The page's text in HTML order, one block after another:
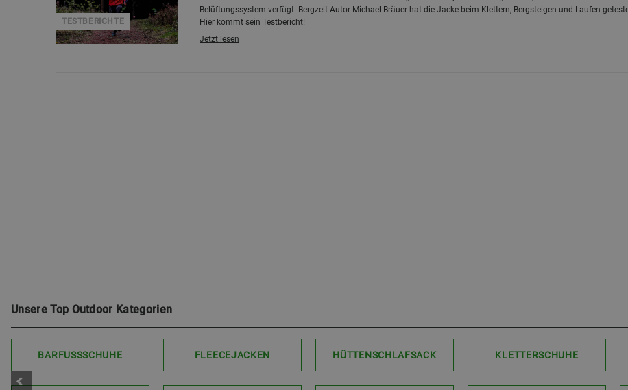
TESTBERICHTE
Belüftungssystem verfügt. Bergzeit-Autor Michael Bräuer hat die Jacke beim Klettern, Bergsteigen und Laufen
Hier kommt sein Testbericht!
Jetzt lesen
Unsere Top Outdoor Kategorien
BARFUSSSCHUHE FLEECEJACKEN HÜTTENSCHLAFSACK KLETTERSCHUHE